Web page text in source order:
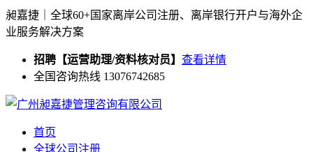
昶嘉捷｜全球60+国家离岸公司注册、离岸银行开户与海外企
业服务解决方案
招聘【运营助理/资料核对员】 查看详情
全国咨询热线 13076742685
首页
全球公司注册